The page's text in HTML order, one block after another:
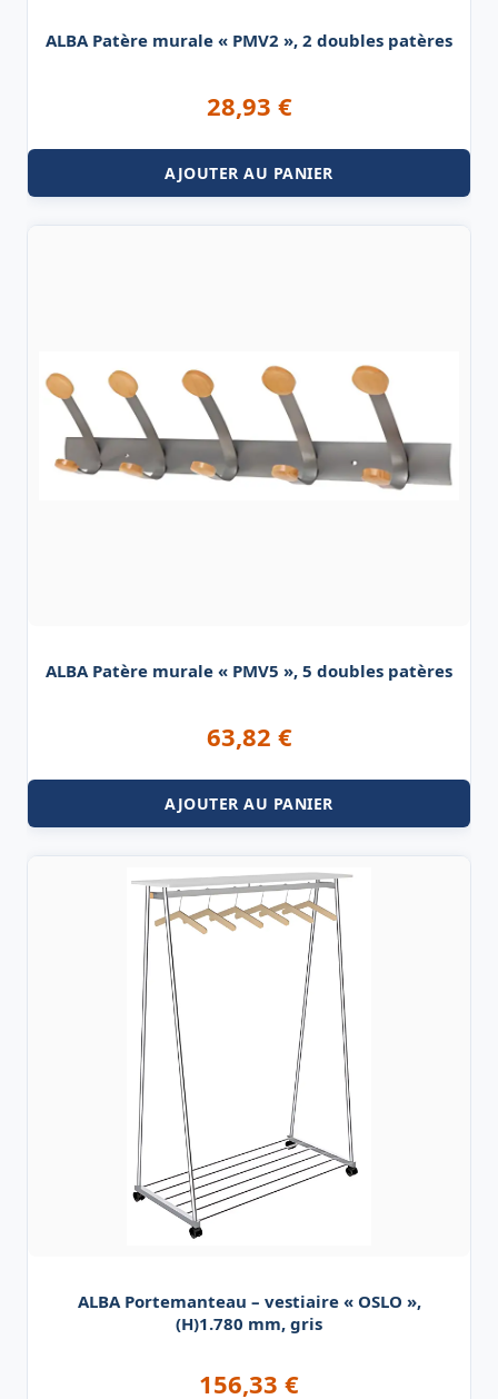
ALBA Patère murale « PMV2 », 2 doubles patères
28,93 €
AJOUTER AU PANIER
ALBA Patère murale « PMV5 », 5 doubles patères
63,82 €
AJOUTER AU PANIER
ALBA Portemanteau – vestiaire « OSLO »,
(H)1.780 mm, gris
156,33 €